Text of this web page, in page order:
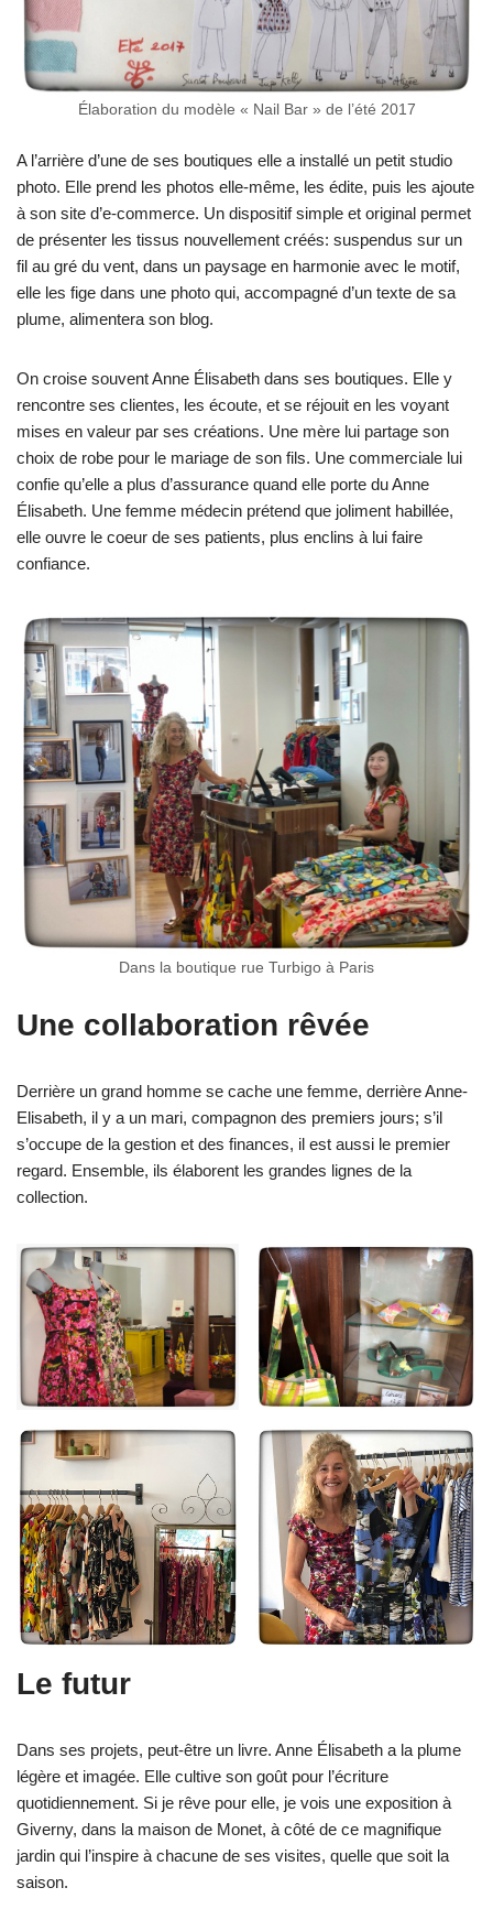
Élaboration du modèle « Nail Bar » de l’été 2017
A l’arrière d’une de ses boutiques elle a installé un petit studio
photo. Elle prend les photos elle-même, les édite, puis les ajoute
à son site d’e-commerce. Un dispositif simple et original permet
de présenter les tissus nouvellement créés: suspendus sur un
fil au gré du vent, dans un paysage en harmonie avec le motif,
elle les fige dans une photo qui, accompagné d’un texte de sa
plume, alimentera son blog.
On croise souvent Anne Élisabeth dans ses boutiques. Elle y
rencontre ses clientes, les écoute, et se réjouit en les voyant
mises en valeur par ses créations. Une mère lui partage son
choix de robe pour le mariage de son fils. Une commerciale lui
confie qu’elle a plus d’assurance quand elle porte du Anne
Élisabeth. Une femme médecin prétend que joliment habillée,
elle ouvre le coeur de ses patients, plus enclins à lui faire
confiance.
Dans la boutique rue Turbigo à Paris
Une collaboration rêvée
Derrière un grand homme se cache une femme, derrière Anne-
Elisabeth, il y a un mari, compagnon des premiers jours; s’il
s’occupe de la gestion et des finances, il est aussi le premier
regard. Ensemble, ils élaborent les grandes lignes de la
collection.
Le futur
Dans ses projets, peut-être un livre. Anne Élisabeth a la plume
légère et imagée. Elle cultive son goût pour l’écriture
quotidiennement. Si je rêve pour elle, je vois une exposition à
Giverny, dans la maison de Monet, à côté de ce magnifique
jardin qui l’inspire à chacune de ses visites, quelle que soit la
saison.